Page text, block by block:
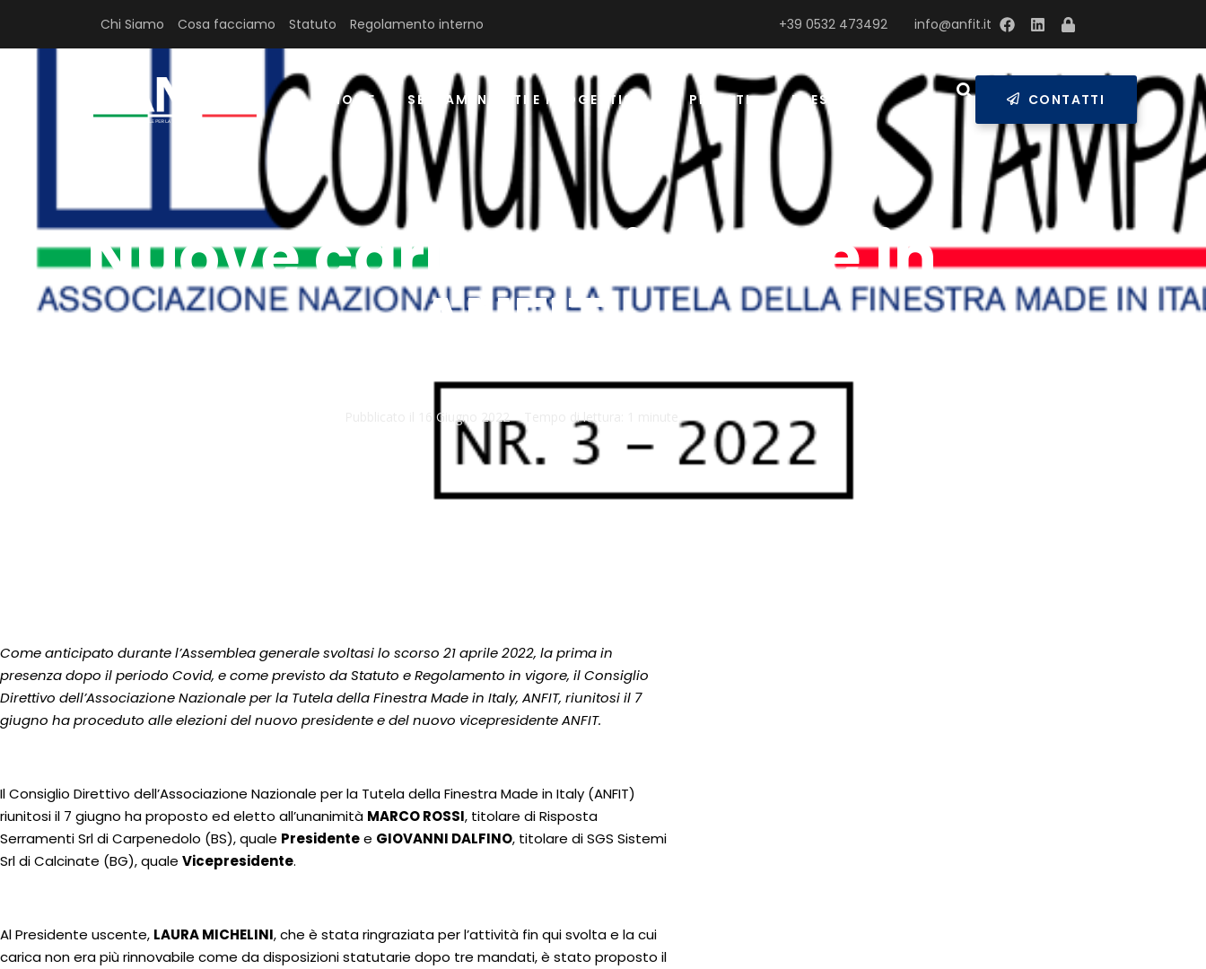
Chi Siamo Cosa facciamo Statuto Regolamento interno info@anfit.it
+39 0532 473492
HOME SERRAMENTISTI E PROGETTISTI PRIVATI PRESS CONTATTI
Nuove cariche direttive in
ANFIT
16 Giugno 2022 Tempo di lettura:
Come anticipato durante l’Assemblea generale svoltasi lo scorso 21 aprile 2022, la prima in
presenza dopo il periodo Covid, e come previsto da Statuto e Regolamento in vigore, il Consiglio
Direttivo dell’Associazione Nazionale per la Tutela della Finestra Made in Italy, ANFIT, riunitosi il 7
giugno ha proceduto alle elezioni del nuovo presidente e del nuovo vicepresidente ANFIT.
Il Consiglio Direttivo dell’Associazione Nazionale per la Tutela della Finestra Made in Italy (ANFIT)
riunitosi il 7 giugno ha proposto ed eletto all’unanimità MARCO ROSSI, titolare di Risposta
Serramenti Srl di Carpenedolo (BS), quale Presidentee GIOVANNI DALFINO, titolare di SGS Sistemi
Srl di Calcinate (BG), quale Vicepresidente.
Al Presidente uscente, LAURA MICHELINI, che è stata ringraziata per l’attività fin qui svolta e la cui
carica non era più rinnovabile come da disposizioni statutarie dopo tre mandati, è stato proposto il